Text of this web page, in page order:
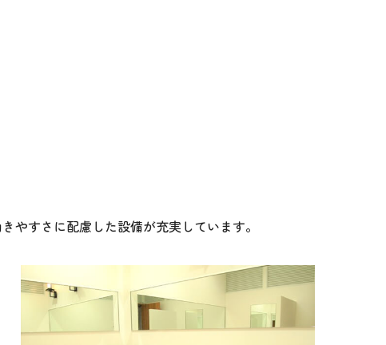
やすさに配慮した設備が充実しています。